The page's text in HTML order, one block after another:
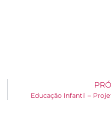
Educação Infantil –